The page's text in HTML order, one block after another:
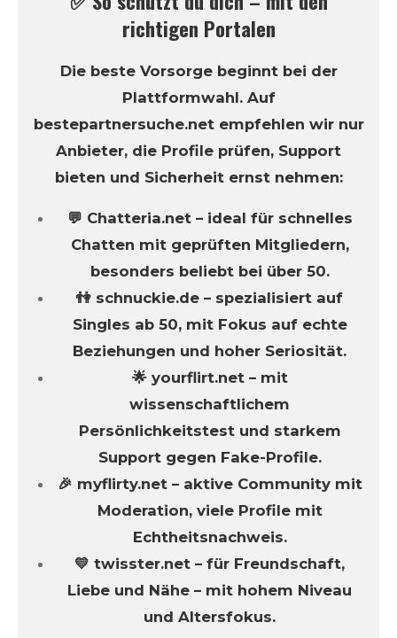
richtigen Portalen
Die beste Vorsorge beginnt bei der
Plattformwahl. Auf
bestepartnersuche.net empfehlen wir nur
Anbieter, die Profile prüfen, Support
bieten und Sicherheit ernst nehmen:
💬 Chatteria.net – ideal für schnelles
Chatten mit geprüften Mitgliedern,
besonders beliebt bei über 50.
👫 schnuckie.de – spezialisiert auf
Singles ab 50, mit Fokus auf echte
Beziehungen und hoher Seriosität.
🌟 yourflirt.net – mit
wissenschaftlichem
Persönlichkeitstest und starkem
Support gegen Fake-Profile.
🎉 myflirty.net – aktive Community mit
Moderation, viele Profile mit
Echtheitsnachweis.
💛 twisster.net – für Freundschaft,
Liebe und Nähe – mit hohem Niveau
und Altersfokus.